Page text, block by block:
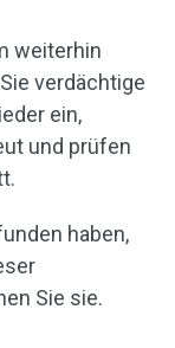
weiterhin
verdächtige
ein,
und prüfen
haben,
Sie sie.